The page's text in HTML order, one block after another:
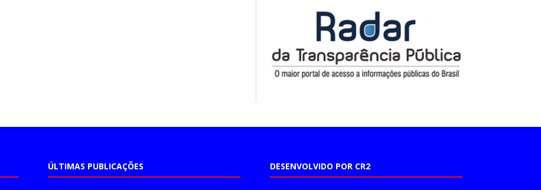
ÚLTIMAS PUBLICAÇÕES DESENVOLVIDO POR CR2